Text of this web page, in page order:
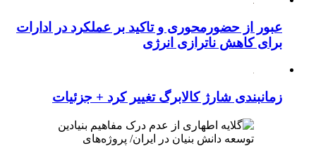
عبور از حضورمحوری و تاکید بر عملکرد در ادارات
برای کاهش ناترازی انرژی
زمانبندی شارژ کالابرگ تغییر کرد + جزئیات